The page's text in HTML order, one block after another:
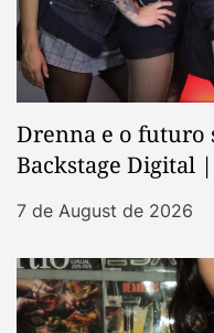
Drenna e o futuro
Backstage Digital |
7 de August de 2026